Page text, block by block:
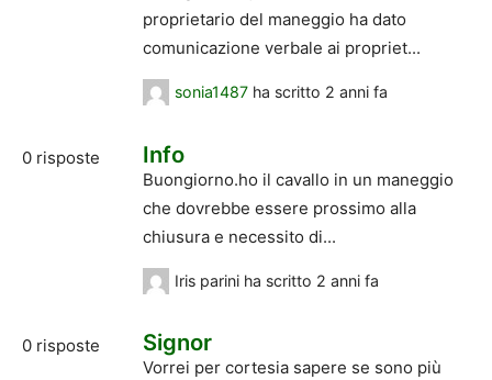
proprietario del maneggio ha dato
comunicazione verbale ai propriet...
sonia1487ha scritto 2 anni fa
0 risposte Info
Buongiorno.ho il cavallo in un maneggio
che dovrebbe essere prossimo alla
chiusura e necessito di...
Iris pariniha scritto 2 anni fa
0 risposte Signor
Vorrei per cortesia sapere se sono più